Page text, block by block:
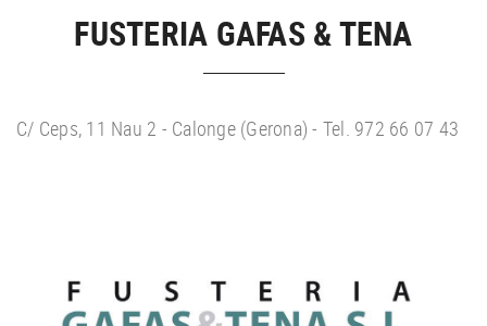
FUSTERIA GAFAS & TENA
C/ Ceps, 11 Nau 2 - Calonge (Gerona) - Tel. 972 66 07 43